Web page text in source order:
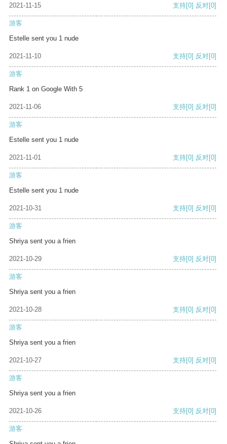
2021-11-15 支持[0] 反对[0]
游客
Estelle sent you 1 nude
2021-11-10 支持[0] 反对[0]
游客
Rank 1 on Google With 5
2021-11-06 支持[0] 反对[0]
游客
Estelle sent you 1 nude
2021-11-01 支持[0] 反对[0]
游客
Estelle sent you 1 nude
2021-10-31 支持[0] 反对[0]
游客
Shriya sent you a frien
2021-10-29 支持[0] 反对[0]
游客
Shriya sent you a frien
2021-10-28 支持[0] 反对[0]
游客
Shriya sent you a frien
2021-10-27 支持[0] 反对[0]
游客
Shriya sent you a frien
2021-10-26 支持[0] 反对[0]
游客